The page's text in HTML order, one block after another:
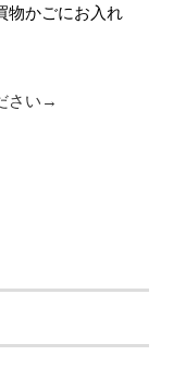
物かごにお入れ
さい→